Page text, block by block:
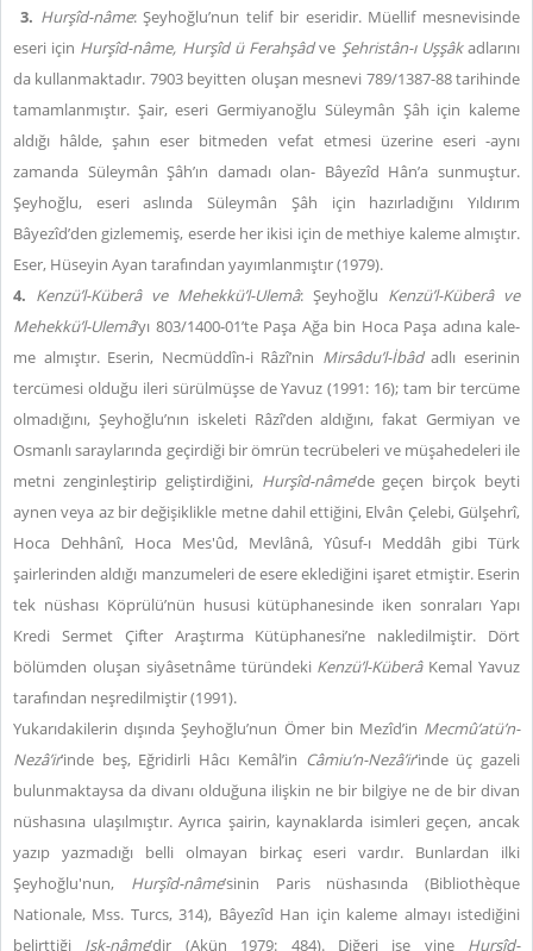
3. Hurşîd-nâme: Şeyhoğlu’nun telif bir eseridir. Müellif mesnevisinde
eseri için Hurşîd-nâme, Hurşîd ü Ferahşâdve Şehristân-ı Uşşâkadlarını
da kullanmaktadır. 7903 beyitten oluşan mesnevi 789/1387-88 tarihinde
tamamlanmıştır. Şair, eseri Germiyanoğlu Süleymân Şâh için kaleme
aldığı hâlde, şahın eser bitmeden vefat etmesi üzerine eseri -aynı
zamanda Süleymân Şâh’ın damadı olan- Bâyezîd Hân’a sunmuştur.
Şeyhoğlu, eseri aslında Süleymân Şâh için hazırladığını Yıldırım
Bâyezîd’den gizlememiş, eserde her ikisi için de methiye kaleme almıştır.
Eser, Hüseyin Ayan tarafından yayımlanmıştır (1979).
4. Kenzü’l-Küberâ ve Mehekkü’l-Ulemâ: Şeyhoğlu Kenzü’l-Küberâ ve
Mehekkü’l-Ulemâ’yı 803/1400-01’te Pa­şa Ağa bin Ho­ca Pa­şa adı­na ka­le­
me almıştır. Eserin, Necmüddîn-i Râzî’nin Mirsâdu’l-İbâdadlı eserinin
tercümesi olduğu ileri sürülmüşse de Yavuz (1991: 16); tam bir tercüme
olmadığını, Şeyhoğlu’nın iskeleti Râzî’den aldığını, fakat Germiyan ve
Osmanlı saraylarında geçirdiği bir ömrün tecrübeleri ve müşahedeleri ile
metni zenginleştirip geliştirdiğini, Hurşîd-nâme’de geçen birçok beyti
aynen veya az bir değişiklikle metne dahil ettiğini, Elvân Çelebi, Gülşehrî,
Hoca Dehhânî, Hoca Mes'ûd, Mevlânâ, Yûsuf-ı Meddâh gibi Türk
şairlerinden aldığı manzumeleri de esere eklediğini işaret etmiştir. Eserin
tek nüshası Köprülü’nün hususi kütüphanesinde iken sonraları Yapı
Kredi Sermet Çifter Araştırma Kütüphanesi’ne nakledilmiştir. Dört
bölümden oluşan siyâsetnâme türündeki Kenzü’l-KüberâKemal Yavuz
tarafından neşredilmiştir (1991).
Yukarıdakilerin dışında Şeyhoğlu’nun Ömer bin Mezîd’in Mecmû’atü’n-
Nezâ’ir’inde beş, Eğridirli Hâcı Kemâl’in Câmiu’n-Nezâ’ir’inde üç gazeli
bulunmaktaysa da divanı olduğuna ilişkin ne bir bilgiye ne de bir divan
nüshasına ulaşılmıştır. Ayrıca şairin, kaynaklarda isimleri geçen, ancak
yazıp yazmadığı belli olmayan birkaç eseri vardır. Bunlardan ilki
Şeyhoğlu'nun, Hurşîd-nâme’sinin Paris nüshasında (Bibliothèque
Nationale, Mss. Turcs, 314), Bâyezîd Han için kaleme almayı istediğini
belirttiği Işk-nâme’dir (Akün 1979: 484). Diğeri ise yine Hurşîd-